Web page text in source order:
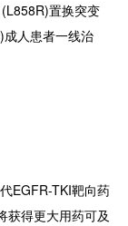
置换突变
人患者一线治
EGFR-TKI靶向药
获得更大用药可及